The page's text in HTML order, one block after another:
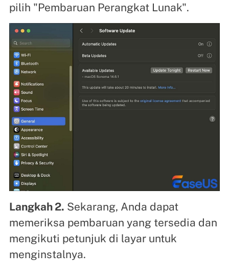
pilih "Pembaruan Perangkat Lunak".
Langkah 2. Sekarang, Anda dapat
memeriksa pembaruan yang tersedia dan
mengikuti petunjuk di layar untuk
menginstalnya.